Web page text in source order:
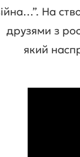
На
друзями з
який